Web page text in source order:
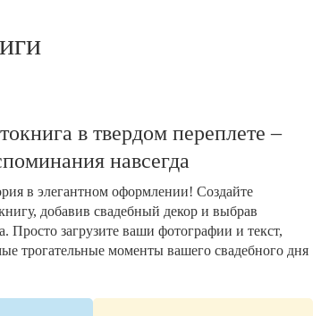
в твердом переплете –
навсегда
в элегантном оформлении! Создайте
добавив свадебный декор и выбрав
Просто загрузите ваши фотографии и текст,
трогательные моменты вашего свадебного дня